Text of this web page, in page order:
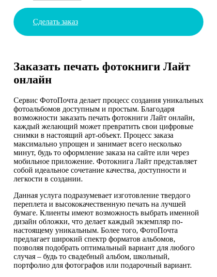
Сделать заказ
Заказать печать фотокниги Лайт
онлайн
Сервис ФотоПочта делает процесс создания уникальных
фотоальбомов доступным и простым. Благодаря
возможности заказать печать фотокниги Лайт онлайн,
каждый желающий может превратить свои цифровые
снимки в настоящий арт-объект. Процесс заказа
максимально упрощен и занимает всего несколько
минут, будь то оформление заказа на сайте или через
мобильное приложение. Фотокнига Лайт представляет
собой идеальное сочетание качества, доступности и
легкости в создании.
Данная услуга подразумевает изготовление твердого
переплета и высококачественную печать на лучшей
бумаге. Клиенты имеют возможность выбрать именной
дизайн обложки, что делает каждый экземпляр по-
настоящему уникальным. Более того, ФотоПочта
предлагает широкий спектр форматов альбомов,
позволяя подобрать оптимальный вариант для любого
случая – будь то свадебный альбом, школьный,
портфолио для фотографов или подарочный вариант.